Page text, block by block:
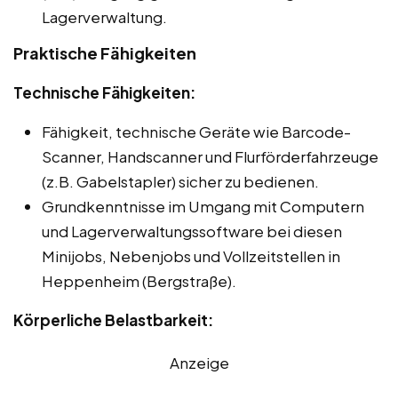
Lagerverwaltung.
Praktische Fähigkeiten
Technische Fähigkeiten:
Fähigkeit, technische Geräte wie Barcode-
Scanner, Handscanner und Flurförderfahrzeuge
(z.B. Gabelstapler) sicher zu bedienen.
Grundkenntnisse im Umgang mit Computern
und Lagerverwaltungssoftware bei diesen
Minijobs, Nebenjobs und Vollzeitstellen in
Heppenheim (Bergstraße).
Körperliche Belastbarkeit:
Anzeige